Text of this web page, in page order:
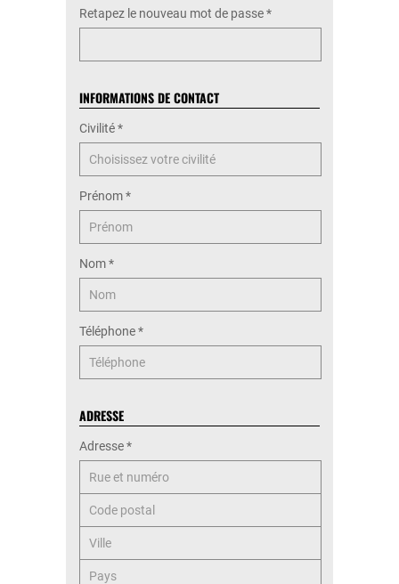
Retapez le nouveau mot de passe*
INFORMATIONS DE CONTACT
Civilité*
Prénom*
Nom*
Téléphone*
ADRESSE
Adresse*